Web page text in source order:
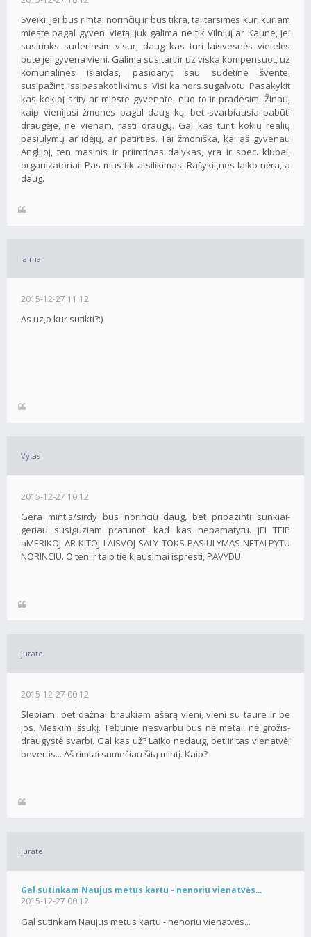
Sveiki. Jei bus rimtai norinčių ir bus tikra, tai tarsimės kur, kuriam
mieste pagal gyven. vietą, juk galima ne tik Vilniuj ar Kaune, jei
susirinks suderinsim visur, daug kas turi laisvesnės vietelės
bute jei gyvena vieni. Galima susitart ir uz viska kompensuot, uz
komunalines išlaidas, pasidaryt sau sudėtine švente,
susipažint, issipasakot likimus. Visi ka nors sugalvotu. Pasakykit
kas kokioj srity ar mieste gyvenate, nuo to ir pradesim. Žinau,
kaip vienijasi žmonės pagal daug ką, bet svarbiausia pabūti
draugėje, ne vienam, rasti draugų. Gal kas turit kokių realių
pasiūlymų ar idėjų, ar patirties. Tai žmoniška, kai aš gyvenau
Anglijoj, ten masinis ir priimtinas dalykas, yra ir spec. klubai,
organizatoriai. Pas mus tik atsilikimas. Rašykit,nes laiko nėra, a
daug.
laima
2015-12-27 11:12
As uz,o kur sutikti?:)
Vytas
2015-12-27 10:12
Gera mintis/sirdy bus norinciu daug, bet pripazinti sunkiai-
geriau susiguziam pratunoti kad kas nepamatytu. jEI TEIP
aMERIKOJ AR KITOJ LAISVOJ SALY TOKS PASIULYMAS-NETALPYTU
NORINCIU. O ten ir taip tie klausimai ispresti, PAVYDU
jurate
2015-12-27 00:12
Slepiam...bet dažnai braukiam ašarą vieni, vieni su taure ir be
jos. Meskim išsūkį. Tebūnie nesvarbu bus nė metai, nė grožis-
draugystė svarbi. Gal kas už? Laiko nedaug, bet ir tas vienatvėj
bevertis... Aš rimtai sumečiau šitą mintį. Kaip?
jurate
Gal sutinkam Naujus metus kartu - nenoriu vienatvės...
2015-12-27 00:12
Gal sutinkam Naujus metus kartu - nenoriu vienatvės...